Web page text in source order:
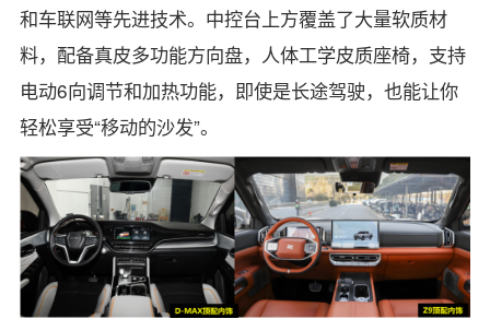
和车联网等先进技术。中控台上方覆盖了大量软质材
料，配备真皮多功能方向盘，人体工学皮质座椅，支持
电动6向调节和加热功能，即使是长途驾驶，也能让你
轻松享受“移动的沙发”。